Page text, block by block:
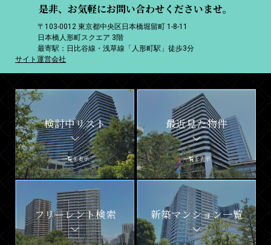
是非、お気軽にお問い合わせくださいませ。
〒103-0012 東京都中央区日本橋堀留町 1-8-11
日本橋人形町スクエア 3階
最寄駅：日比谷線・浅草線「人形町駅」徒歩3分
サイト運営会社
検討中リスト
一覧を表示
最近見た物件
一覧を表示
フリーレント検索 新築マンション一覧